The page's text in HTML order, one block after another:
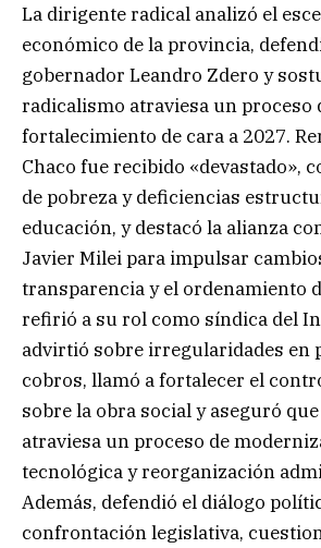
La dirigente radical analizó el
económico de la provincia,
gobernador Leandro Zdero y
radicalismo atraviesa un proceso
fortalecimiento de cara a 2027.
Chaco fue recibido «devastado»,
de pobreza y deficiencias
educación, y destacó la alianza
Javier Milei para impulsar
transparencia y el ordenamiento
refirió a su rol como síndica del
advirtió sobre irregularidades en
cobros, llamó a fortalecer el
sobre la obra social y aseguró
atraviesa un proceso de
tecnológica y reorganización
Además, defendió el diálogo
confrontación legislativa,